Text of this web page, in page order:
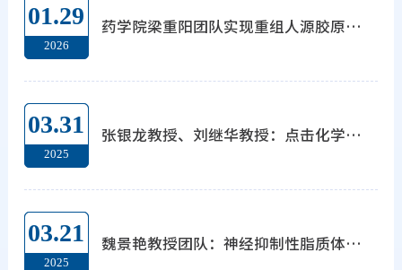
01.29
2026
药学院梁重阳团队实现重组人源胶原蛋白专利成果转化
03.31
2025
张银龙教授、刘继华教授：点击化学修饰的用于逆转P2Y12抑制剂功能的金纳米粒子研究
03.21
2025
魏景艳教授团队：神经抑制性脂质体抑制胰腺导管腺癌进展与转移